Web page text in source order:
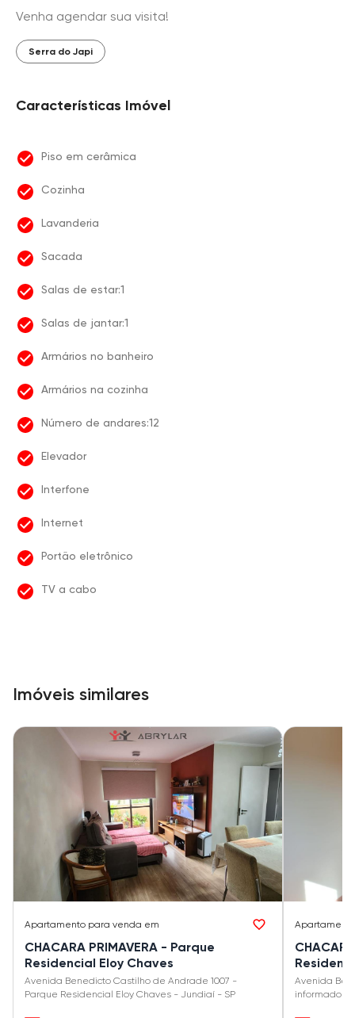
Venha agendar sua visita!
Serra do Japi
Características Imóvel
Piso em cerâmica
Cozinha
Lavanderia
Sacada
Salas de estar:1
Salas de jantar:1
Armários no banheiro
Armários na cozinha
Número de andares:12
Elevador
Interfone
Internet
Portão eletrônico
TV a cabo
Imóveis similares
Apartamento para venda em
CHACARA PRIMAVERA - Parque
Residencial Eloy Chaves
Avenida Benedicto Castilho de Andrade 1007 -
Parque Residencial Eloy Chaves - Jundiaí - SP
Avenida
informado -